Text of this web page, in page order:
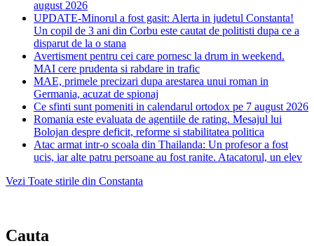
august 2026
UPDATE-Minorul a fost gasit: Alerta in judetul Constanta!
Un copil de 3 ani din Corbu este cautat de politisti dupa ce a
disparut de la o stana
Avertisment pentru cei care pornesc la drum in weekend.
MAI cere prudenta si rabdare in trafic
MAE, primele precizari dupa arestarea unui roman in
Germania, acuzat de spionaj
Ce sfinti sunt pomeniti in calendarul ortodox pe 7 august 2026
Romania este evaluata de agentiile de rating. Mesajul lui
Bolojan despre deficit, reforme si stabilitatea politica
Atac armat intr-o scoala din Thailanda: Un profesor a fost
ucis, iar alte patru persoane au fost ranite. Atacatorul, un elev
Vezi Toate stirile din Constanta
Cauta